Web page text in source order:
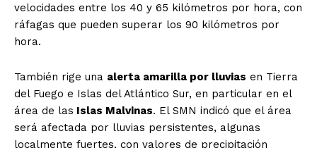
velocidades entre los 40 y 65 kilómetros por hora, con
ráfagas que pueden superar los 90 kilómetros por
hora.
También rige una alerta amarilla por lluvias en Tierra
del Fuego e Islas del Atlántico Sur, en particular en el
área de las Islas Malvinas. El SMN indicó que el área
será afectada por lluvias persistentes, algunas
localmente fuertes, con valores de precipitación